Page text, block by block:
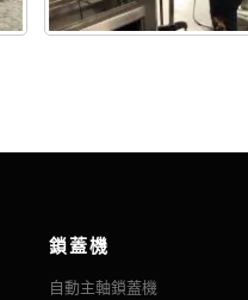
鎖蓋機
自動主軸鎖蓋機